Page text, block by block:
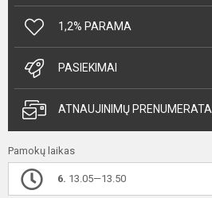
1,2% PARAMA
PASIEKIMAI
ATNAUJINIMŲ PRENUMERATA
Pamokų laikas
6. 13.05—13.50